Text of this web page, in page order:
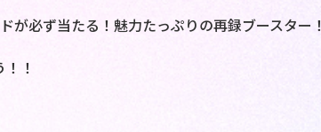
が必ず当たる！魅力たっぷりの再録ブースター！
！